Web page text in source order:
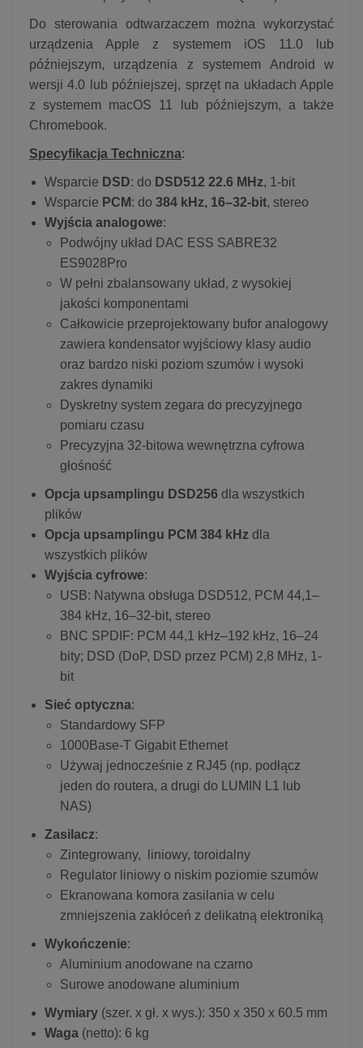
Do sterowania odtwarzaczem można wykorzystać
urządzenia Apple z systemem iOS 11.0 lub
późniejszym, urządzenia z systemem Android w
wersji 4.0 lub późniejszej, sprzęt na układach Apple
z systemem macOS 11 lub późniejszym, a także
Chromebook.
Specyfikacja Techniczna:
Wsparcie DSD: do DSD512 22.6 MHz, 1-bit
Wsparcie PCM : do 384 kHz, 16–32-bit, stereo
Wyjścia analogowe:
Podwójny układ DAC ESS SABRE32
ES9028Pro
W pełni zbalansowany układ, z wysokiej
jakości komponentami
Całkowicie przeprojektowany bufor analogowy
zawiera kondensator wyjściowy klasy audio
oraz bardzo niski poziom szumów i wysoki
zakres dynamiki
Dyskretny system zegara do precyzyjnego
pomiaru czasu
Precyzyjna 32-bitowa wewnętrzna cyfrowa
głośność
Opcja upsamplingu DSD256 dla wszystkich
plików
Opcja upsamplingu PCM 384 kHz dla
wszystkich plików
Wyjścia cyfrowe:
USB: Natywna obsługa DSD512, PCM 44,1–
384 kHz, 16–32-bit, stereo
BNC SPDIF: PCM 44,1 kHz–192 kHz, 16–24
bity; DSD (DoP, DSD przez PCM) 2,8 MHz, 1-
bit
Sieć optyczna:
Standardowy SFP
1000Base-T Gigabit Ethernet
Używaj jednocześnie z RJ45 (np. podłącz
jeden do routera, a drugi do LUMIN L1 lub
NAS)
Zasilacz:
Zintegrowany, liniowy, toroidalny
Regulator liniowy o niskim poziomie szumów
Ekranowana komora zasilania w celu
zmniejszenia zakłóceń z delikatną elektroniką
Wykończenie:
Aluminium anodowane na czarno
Surowe anodowane aluminium
Wymiary (szer. x gł. x wys.): 350 x 350 x 60.5 mm
Waga (netto): 6 kg